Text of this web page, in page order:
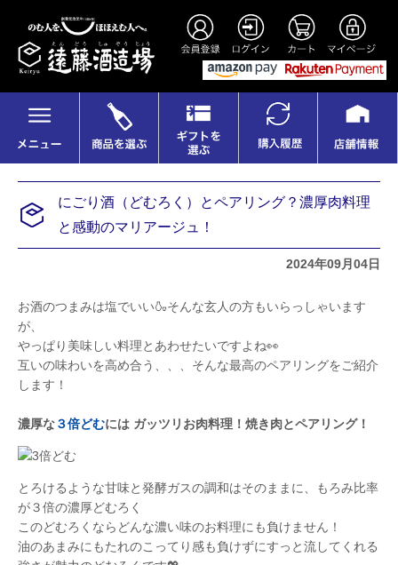
にごり酒（どむろく）とペアリング？濃厚肉料理
と感動のマリアージュ！
2024年09月04日
お酒のつまみは塩でいい🍶そんな玄人の方もいらっしゃいます
が、
やっぱり美味しい料理とあわせたいですよね👀
互いの味わいを高め合う、、、そんな最高のペアリングをご紹介
します！
濃厚な３倍どむには ガッツリお肉料理！焼き肉とペアリング！
とろけるような甘味と発酵ガスの調和はそのままに、もろみ比率
が３倍の濃厚どむろく
このどむろくならどんな濃い味のお料理にも負けません！
油のあまみにもたれのこってり感も負けずにすっと流してくれる